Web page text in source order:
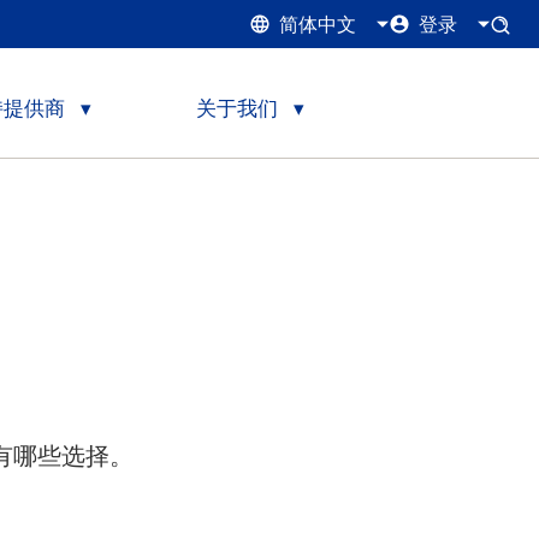
简体中文 登录
供商 关于我们
些选择。